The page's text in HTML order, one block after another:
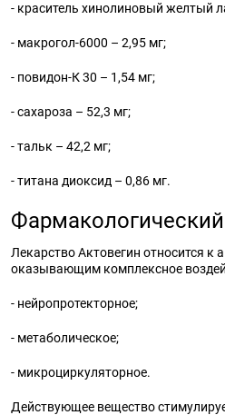
- краситель хинолиновый желтый
- макрогол-6000 – 2,95 мг;
- повидон-К 30 – 1,54 мг;
- сахароза – 52,3 мг;
- тальк – 42,2 мг;
- титана диоксид – 0,86 мг.
Лекарство Актовегин относится к
оказывающим комплексное
- нейропротекторное;
- метаболическое;
- микроциркуляторное.
Действующее вещество